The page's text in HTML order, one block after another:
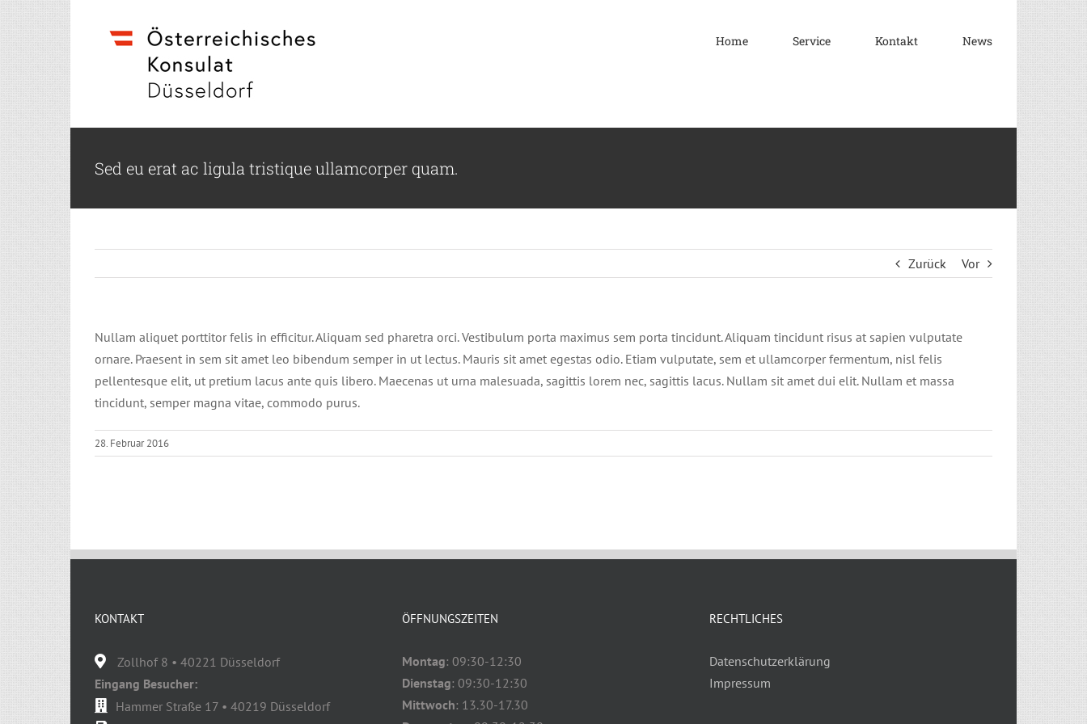
Home Service Kontakt News
Sed eu erat ac ligula tristique ullamcorper quam.
Zurück Vor
Nullam aliquet porttitor felis in efficitur. Aliquam sed pharetra orci. Vestibulum porta maximus sem porta tincidunt. Aliquam tincidunt risus at sapien vulputate
ornare. Praesent in sem sit amet leo bibendum semper in ut lectus. Mauris sit amet egestas odio. Etiam vulputate, sem et ullamcorper fermentum, nisl felis
pellentesque elit, ut pretium lacus ante quis libero. Maecenas ut urna malesuada, sagittis lorem nec, sagittis lacus. Nullam sit amet dui elit. Nullam et massa
tincidunt, semper magna vitae, commodo purus.
28. Februar 2016
KONTAKT
Zollhof 8 • 40221 Düsseldorf
Eingang Besucher:
Hammer Straße 17 • 40219 Düsseldorf
ÖFFNUNGSZEITEN
Montag: 09:30-12:30
Dienstag: 09:30-12:30
Mittwoch: 13.30-17.30
RECHTLICHES
Datenschutzerklärung
Impressum